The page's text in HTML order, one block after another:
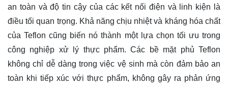
an toàn và độ tin cậy của các kết nối điện và linh kiện là
điều tối quan trọng. Khả năng chịu nhiệt và kháng hóa chất
của Teflon cũng biến nó thành một lựa chọn tối ưu trong
công nghiệp xử lý thực phẩm. Các bề mặt phủ Teflon
không chỉ dễ dàng trong việc vệ sinh mà còn đảm bảo an
toàn khi tiếp xúc với thực phẩm, không gây ra phản ứng